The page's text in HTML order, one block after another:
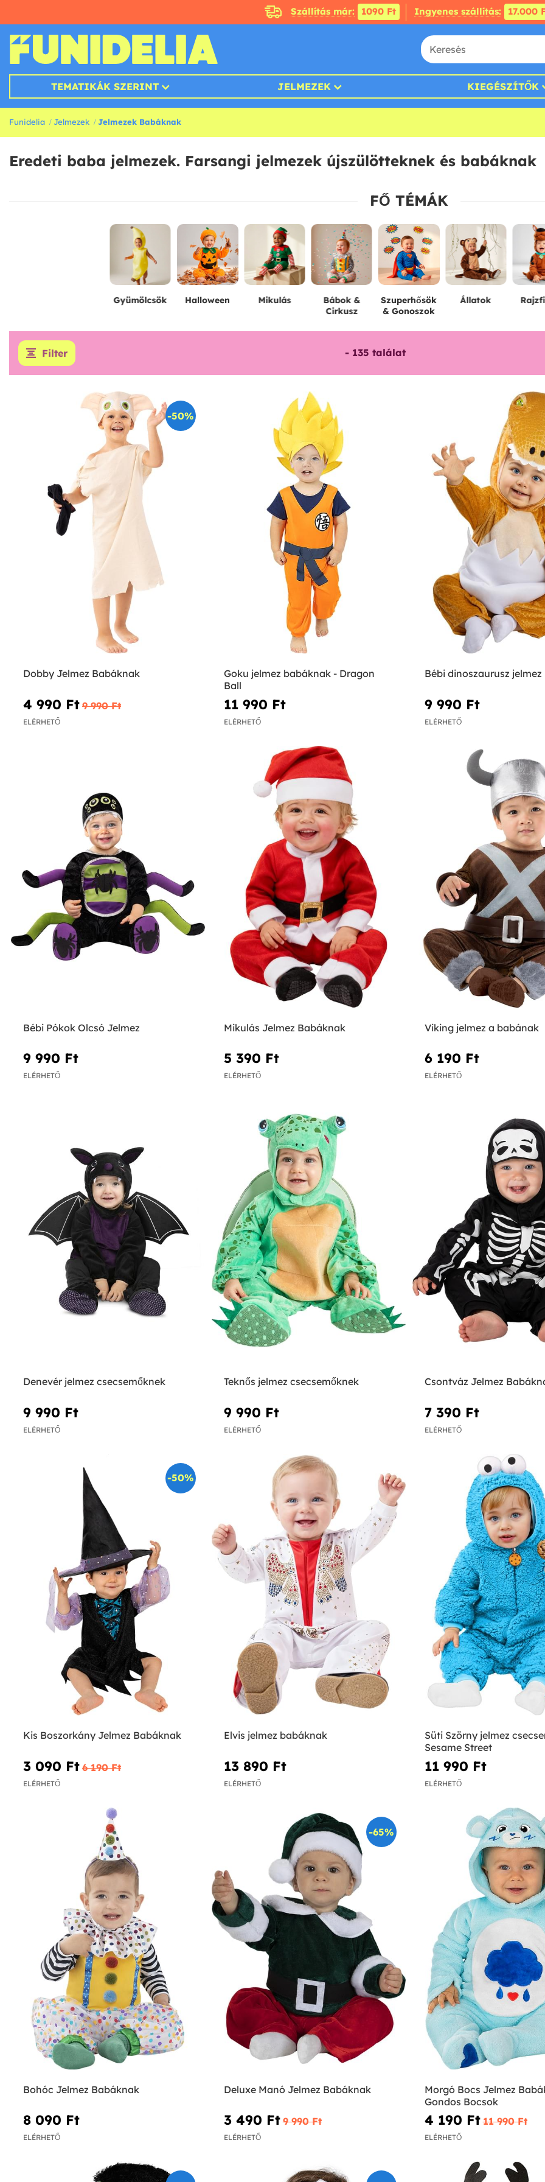
Szállítás már: 1090 Ft Ingyenes szállítás: 17.000
TEMATIKÁK SZERINT JELMEZEK KIEGÉSZÍTŐK
Funidelia Jelmezek Jelmezek Babáknak
Eredeti baba jelmezek. Farsangi jelmezek újszülötteknek és babáknak
FŐ TÉMÁK
Gyümölcsök Halloween Mikulás
Bábok &
Cirkusz
Szuperhősök
& Gonoszok
Állatok
Filter - 135 találat
-50%
Dobby Jelmez Babáknak
4 990 Ft‎ 9 990 Ft‎
ELÉRHETŐ
Goku jelmez babáknak - Dragon
Ball
11 990 Ft‎
ELÉRHETŐ
Bébi dinoszaurusz jelmez
9 990 Ft‎
ELÉRHETŐ
Bébi Pókok Olcsó Jelmez
9 990 Ft‎
ELÉRHETŐ
Mikulás Jelmez Babáknak
5 390 Ft‎
ELÉRHETŐ
Viking jelmez a babának
6 190 Ft‎
ELÉRHETŐ
Denevér jelmez csecsemőknek
9 990 Ft‎
ELÉRHETŐ
Teknős jelmez csecsemőknek
9 990 Ft‎
ELÉRHETŐ
Csontváz Jelmez
7 390 Ft‎
ELÉRHETŐ
-50%
Kis Boszorkány Jelmez Babáknak
3 090 Ft‎ 6 190 Ft‎
ELÉRHETŐ
Elvis jelmez babáknak
13 890 Ft‎
ELÉRHETŐ
Süti Szörny jelmez
Sesame Street
11 990 Ft‎
ELÉRHETŐ
Bohóc Jelmez Babáknak
8 090 Ft‎
ELÉRHETŐ
-65%
Deluxe Manó Jelmez Babáknak
3 490 Ft‎ 9 990 Ft‎
ELÉRHETŐ
Morgó Bocs Jelmez
Gondos Bocsok
4 190 Ft‎ 11 990 Ft‎
ELÉRHETŐ